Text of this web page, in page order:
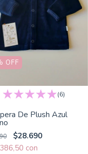
OFF
(6)
De Plush Azul
$28.690
con